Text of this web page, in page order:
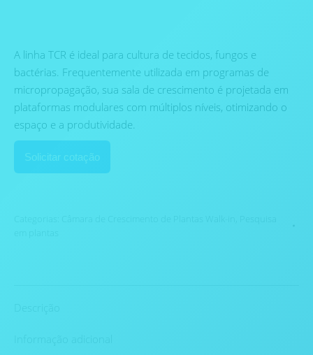
A linha TCR é ideal para cultura de tecidos, fungos e
bactérias. Frequentemente utilizada em programas de
micropropagação, sua sala de crescimento é projetada em
plataformas modulares com múltiplos níveis, otimizando o
espaço e a produtividade.
Solicitar cotação